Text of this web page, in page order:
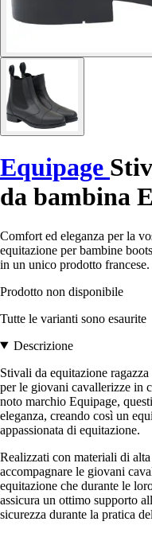
Equipage
da bambina
Comfort ed eleganza per la
equitazione per bambine
in un unico prodotto francese.
Prodotto non disponibile
Tutte le varianti sono esaurite
Descrizione
Stivali da equitazione
per le giovani cavallerizze in
noto marchio Equipage,
eleganza, creando così un
appassionata di equitazione.
Realizzati con materiali di
accompagnare le giovani
equitazione che durante le
assicura un ottimo supporto
sicurezza durante la pratica